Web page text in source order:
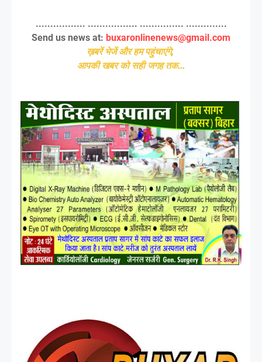
................. ................. ............... ..............
Send us news at: buxaronlinenews@gmail.com
ख़बरें भेजें और हम पहुंचाएंगे,
आपकी खबर को सही जगह तक...